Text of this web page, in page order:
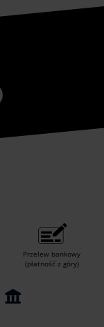
Przelew bankowy
(płatność z góry)